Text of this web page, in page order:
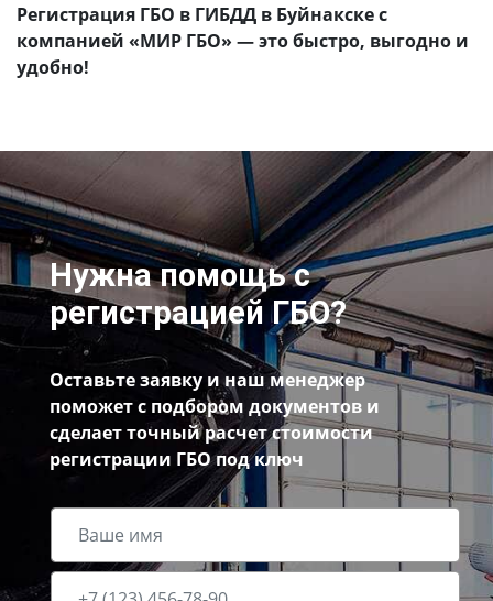
Регистрация ГБО в ГИБДД в Буйнакске с
компанией «МИР ГБО» — это быстро, выгодно и
удобно!
Нужна помощь с
регистрацией ГБО?
Оставьте заявку и наш менеджер
поможет с подбором документов и
сделает точный расчет стоимости
регистрации ГБО под ключ